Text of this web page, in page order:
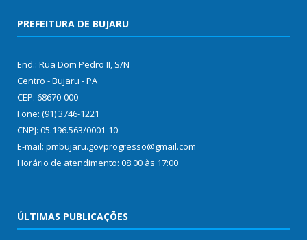
PREFEITURA DE BUJARU
End.: Rua Dom Pedro II, S/N
Centro - Bujaru - PA
CEP: 68670-000
Fone: (91) 3746-1221
CNPJ: 05.196.563/0001-10
E-mail: pmbujaru.govprogresso@gmail.com
Horário de atendimento: 08:00 às 17:00
ÚLTIMAS PUBLICAÇÕES